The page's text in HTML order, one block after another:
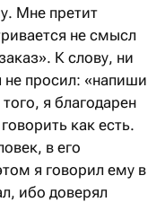
Мне претит
не смысл
К слову, ни
не просил: «напиши
я благодарен
как есть.
в его
я говорил ему в
ибо доверял